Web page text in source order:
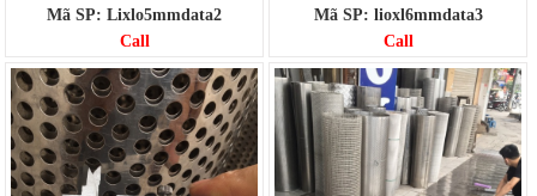
Mã SP: Lixlo5mmdata2
Call
Mã SP: lioxl6mmdata3
Call